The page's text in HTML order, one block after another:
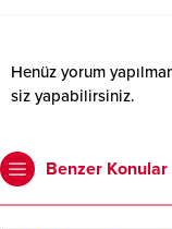
Henüz yorum
siz yapabilirsiniz.
Benzer Konular